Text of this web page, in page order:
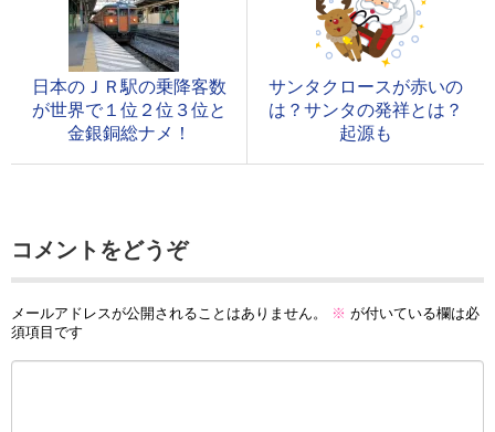
日本のＪＲ駅の乗降客数
が世界で１位２位３位と
金銀銅総ナメ！
サンタクロースが赤いの
は？サンタの発祥とは？
起源も
コメントをどうぞ
メールアドレスが公開されることはありません。 ※ が付いている欄は必
須項目です